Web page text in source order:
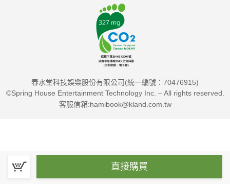
直接購買
春水堂科技娛樂股份有限公司(統一編號：70476915)
©Spring House Entertainment Technology Inc. – All rights reserved.
客服信箱:hamibook@kland.com.tw